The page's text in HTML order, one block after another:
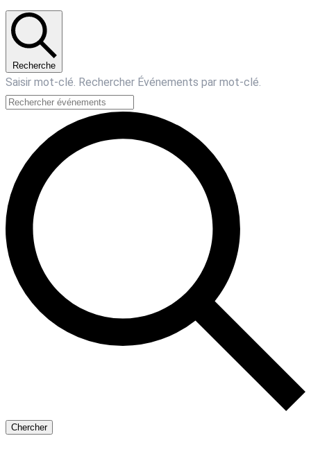
Recherche
Saisir mot-clé. Rechercher Événements par mot-clé.
Chercher